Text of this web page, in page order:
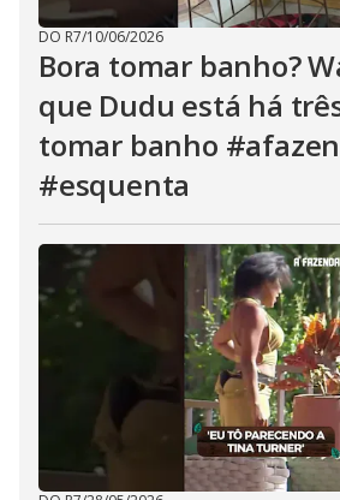
DO R7/10/06/2026
Bora tomar banho?
que Dudu está há
tomar banho
#esquenta